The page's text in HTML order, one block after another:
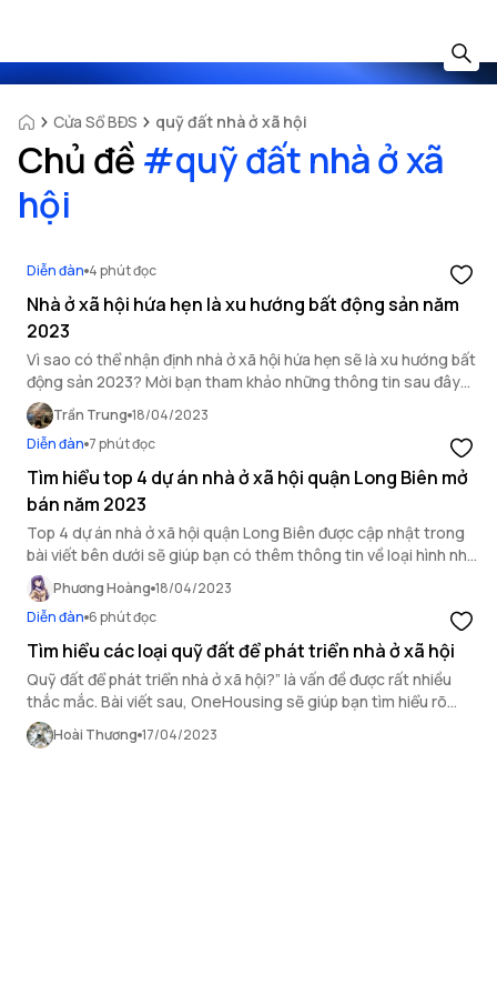
Cửa Sổ BĐS quỹ đất nhà ở xã hội
Chủ đề #quỹ đất nhà ở xã
hội
Diễn đàn 4 phút đọc
Nhà ở xã hội hứa hẹn là xu hướng bất động sản năm
2023
Vì sao có thể nhận định nhà ở xã hội hứa hẹn sẽ là xu hướng bất
động sản 2023? Mời bạn tham khảo những thông tin sau đây
để tìm ra câu trả lời!
Trần Trung 18/04/2023
Diễn đàn 7 phút đọc
Tìm hiểu top 4 dự án nhà ở xã hội quận Long Biên mở
bán năm 2023
Top 4 dự án nhà ở xã hội quận Long Biên được cập nhật trong
bài viết bên dưới sẽ giúp bạn có thêm thông tin về loại hình nhà
ở giá rẻ này.
Phương Hoàng 18/04/2023
Diễn đàn 6 phút đọc
Tìm hiểu các loại quỹ đất để phát triển nhà ở xã hội
Quỹ đất để phát triển nhà ở xã hội?” là vấn đề được rất nhiều
thắc mắc. Bài viết sau, OneHousing sẽ giúp bạn tìm hiểu rõ
thông tin về vấn đề này.
Hoài Thương 17/04/2023